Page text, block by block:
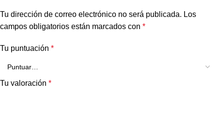
Tu dirección de correo electrónico no será publicada. Los
campos obligatorios están marcados con *
Tu puntuación *
Tu valoración *